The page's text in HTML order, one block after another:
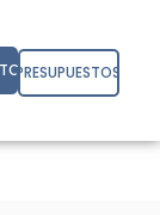
PRESUPUESTOS